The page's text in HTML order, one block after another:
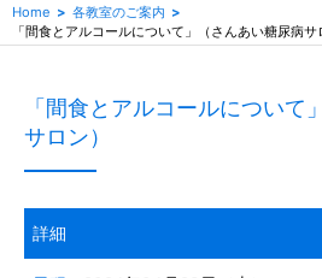
Home
各教室のご案内
「間食とアルコールについて」（さんあい糖尿病サ
「間食とアルコールについて
サロン）
詳細